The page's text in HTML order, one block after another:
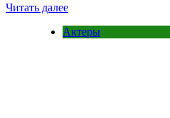
Читать далее
Актеры